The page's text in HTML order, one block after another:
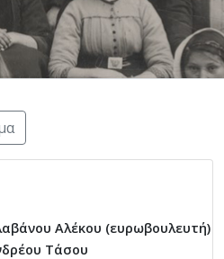
Αλέκου (ευρωβουλευτή)
Τάσου